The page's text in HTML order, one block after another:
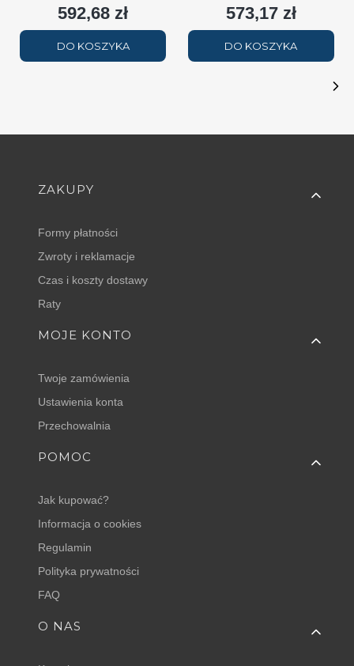
Cena
592,68 zł
DO KOSZYKA
Cena
573,17 zł
DO KOSZYKA
Linki w stopce
ZAKUPY
Formy płatności
Zwroty i reklamacje
Czas i koszty dostawy
Raty
MOJE KONTO
Twoje zamówienia
Ustawienia konta
Przechowalnia
POMOC
Jak kupować?
Informacja o cookies
Regulamin
Polityka prywatności
FAQ
O NAS